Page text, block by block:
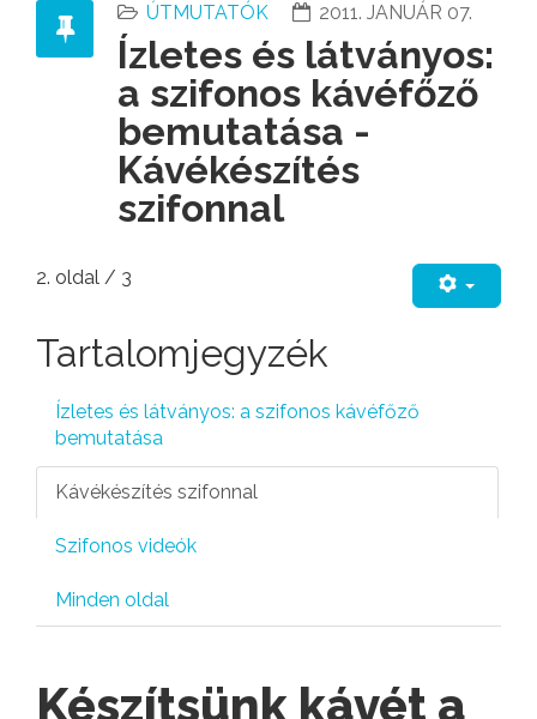
ÚTMUTATÓK 2011. JANUÁR 07.
Ízletes és látványos:
a szifonos kávéfőző
bemutatása -
Kávékészítés
szifonnal
Tartalomjegyzék
Ízletes és látványos: a szifonos kávéfőző
bemutatása
Kávékészítés szifonnal
Szifonos videók
Minden oldal
2. oldal / 3
Készítsünk kávét a